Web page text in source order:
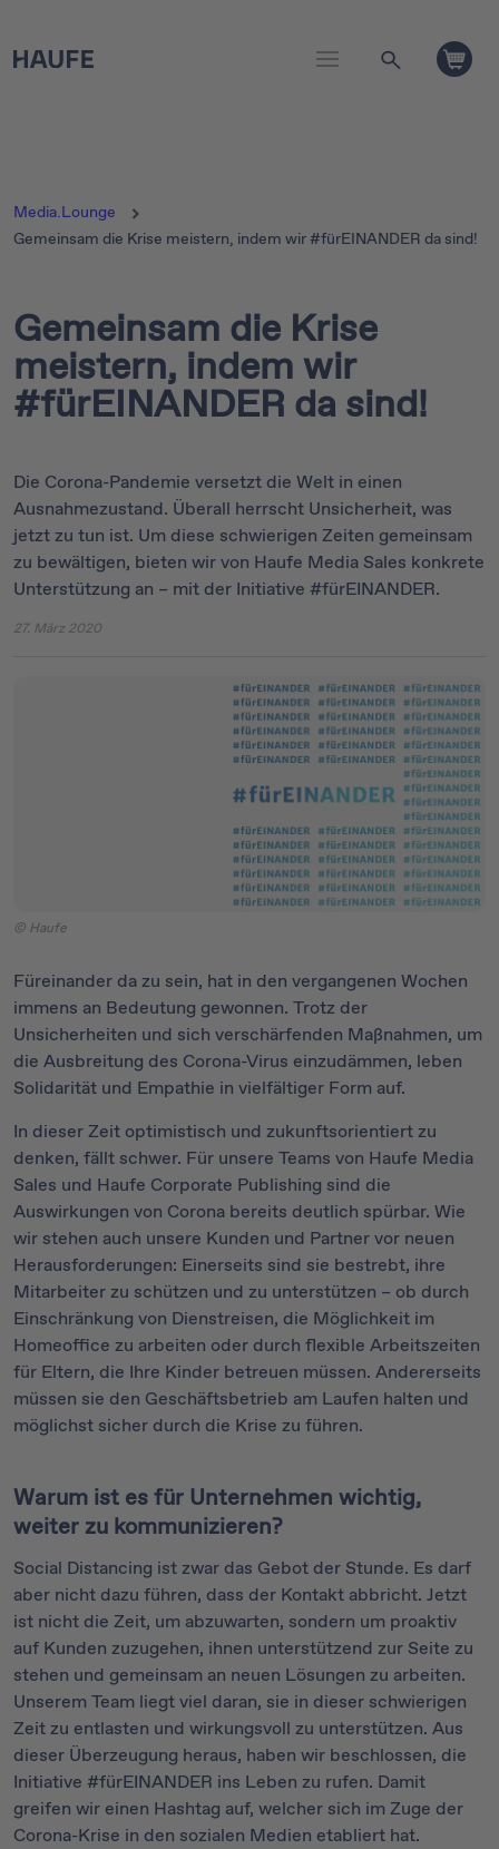
Media.Lounge
Gemeinsam die Krise meistern, indem wir #fürEINANDER da sind!
Gemeinsam die Krise
meistern, indem wir
#fürEINANDER da sind!
Die Corona-Pandemie versetzt die Welt in einen
Ausnahmezustand. Überall herrscht Unsicherheit, was
jetzt zu tun ist. Um diese schwierigen Zeiten gemeinsam
zu bewältigen, bieten wir von Haufe Media Sales konkrete
Unterstützung an – mit der Initiative #fürEINANDER.
27. März 2020
© Haufe
Füreinander da zu sein, hat in den vergangenen Wochen
immens an Bedeutung gewonnen. Trotz der
Unsicherheiten und sich verschärfenden Maßnahmen, um
die Ausbreitung des Corona-Virus einzudämmen, leben
Solidarität und Empathie in vielfältiger Form auf.
In dieser Zeit optimistisch und zukunftsorientiert zu
denken, fällt schwer. Für unsere Teams von Haufe Media
Sales und Haufe Corporate Publishing sind die
Auswirkungen von Corona bereits deutlich spürbar. Wie
wir stehen auch unsere Kunden und Partner vor neuen
Herausforderungen: Einerseits sind sie bestrebt, ihre
Mitarbeiter zu schützen und zu unterstützen – ob durch
Einschränkung von Dienstreisen, die Möglichkeit im
Homeoffice zu arbeiten oder durch flexible Arbeitszeiten
für Eltern, die Ihre Kinder betreuen müssen. Andererseits
müssen sie den Geschäftsbetrieb am Laufen halten und
möglichst sicher durch die Krise zu führen.
Warum ist es für Unternehmen wichtig,
weiter zu kommunizieren?
Social Distancing ist zwar das Gebot der Stunde. Es darf
aber nicht dazu führen, dass der Kontakt abbricht. Jetzt
ist nicht die Zeit, um abzuwarten, sondern um proaktiv
auf Kunden zuzugehen, ihnen unterstützend zur Seite zu
stehen und gemeinsam an neuen Lösungen zu arbeiten.
Unserem Team liegt viel daran, sie in dieser schwierigen
Zeit zu entlasten und wirkungsvoll zu unterstützen. Aus
dieser Überzeugung heraus, haben wir beschlossen, die
Initiative #fürEINANDER ins Leben zu rufen. Damit
greifen wir einen Hashtag auf, welcher sich im Zuge der
Corona-Krise in den sozialen Medien etabliert hat.